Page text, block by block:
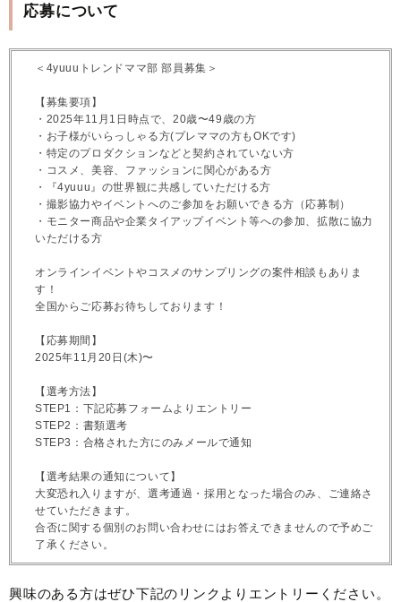
応募について
＜4yuuuトレンドママ部 部員募集＞
【募集要項】
・2025年11月1日時点で、20歳〜49歳の方
・お子様がいらっしゃる方(プレママの方もOKです)
・特定のプロダクションなどと契約されていない方
・コスメ、美容、ファッションに関心がある方
・『4yuuu』の世界観に共感していただける方
・撮影協力やイベントへのご参加をお願いできる方（応募制）
・モニター商品や企業タイアップイベント等への参加、拡散に協力
いただける方
オンラインイベントやコスメのサンプリングの案件相談もありま
す！
全国からご応募お待ちしております！
【応募期間】
2025年11月20日(木)〜
【選考方法】
STEP1：下記応募フォームよりエントリー
STEP2：書類選考
STEP3：合格された方にのみメールで通知
【選考結果の通知について】
大変恐れ入りますが、選考通過・採用となった場合のみ、ご連絡さ
せていただきます。
合否に関する個別のお問い合わせにはお答えできませんので予めご
了承ください。
興味のある方はぜひ下記のリンクよりエントリーください。